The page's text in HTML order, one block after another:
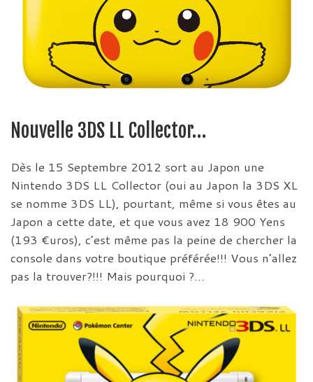
Nouvelle 3DS LL Collector…
Dès le 15 Septembre 2012 sort au Japon une
Nintendo 3DS LL Collector (oui au Japon la 3DS XL
se nomme 3DS LL), pourtant, même si vous êtes au
Japon a cette date, et que vous avez 18 900 Yens
(193 €uros), c’est même pas la peine de chercher la
console dans votre boutique préférée!!! Vous n’allez
pas la trouver?!!! Mais pourquoi ?…